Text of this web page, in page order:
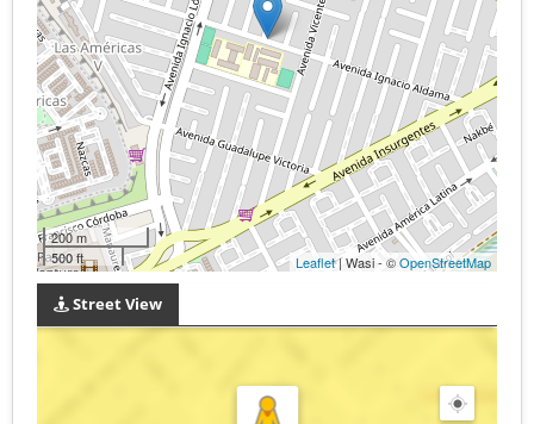
200 m
500 ft
Leaflet| Wasi - ©OpenStreetMap
Street View